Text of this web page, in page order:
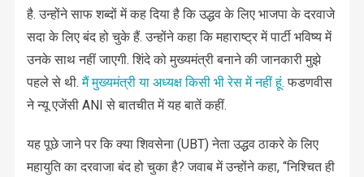
है. उन्होंने साफ शब्दों में कह दिया है कि उद्धव के लिए भाजपा के दरवाजे
सदा के लिए बंद हो चुके हैं. उन्होंने कहा कि महाराष्ट्र में पार्टी भविष्य में
उनके साथ नहीं जाएगी. शिंदे को मुख्यमंत्री बनाने की जानकारी मुझे
पहले से थी.मैं मुख्यमंत्री या अध्यक्ष किसी भी रेस में नहीं हूं. फडणवीस
ने न्यू एजेंसी ANI से बातचीत में यह बातें कहीं.
यह पूछे जाने पर कि क्या शिवसेना (UBT) नेता उद्धव ठाकरे के लिए
महायुति का दरवाजा बंद हो चुका है? जवाब में उन्होंने कहा, “निश्चित ही